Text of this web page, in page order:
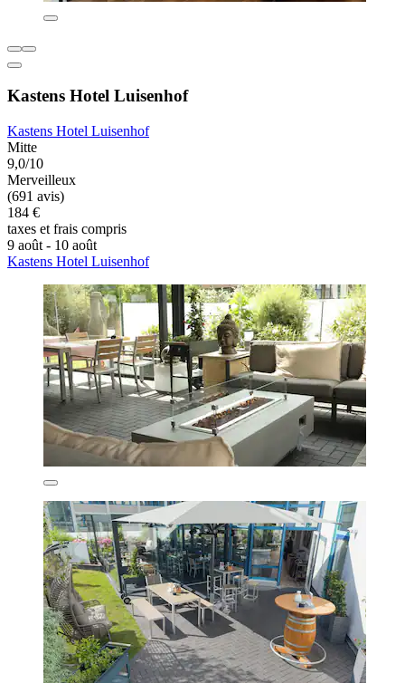
Kastens Hotel Luisenhof
Kastens Hotel Luisenhof
Mitte
9,0/10
Merveilleux
(691 avis)
184 €
taxes et frais compris
9 août - 10 août
Kastens Hotel Luisenhof